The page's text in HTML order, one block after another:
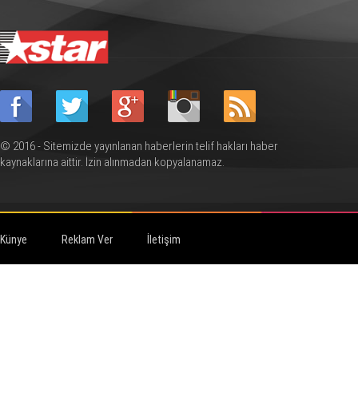
© 2016 - Sitemizde yayınlanan haberlerin telif hakları haber
kaynaklarına aittir. İzin alınmadan kopyalanamaz.
Künye Reklam Ver İletişim